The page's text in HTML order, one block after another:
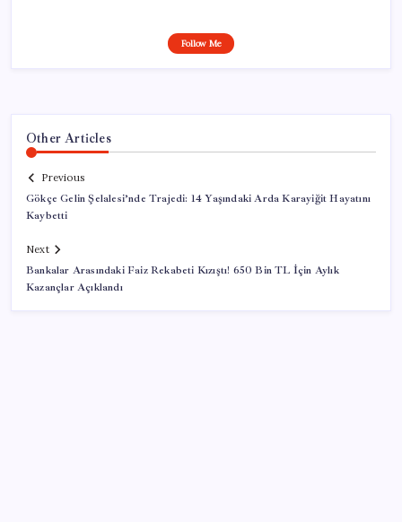
Follow Me
Other Articles
Previous
Gökçe Gelin Şelalesi’nde Trajedi: 14 Yaşındaki Arda Karayiğit Hayatını
Kaybetti
Next
Bankalar Arasındaki Faiz Rekabeti Kızıştı! 650 Bin TL İçin Aylık
Kazançlar Açıklandı